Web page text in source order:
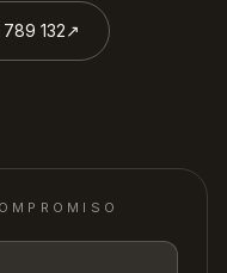
789 132↗︎